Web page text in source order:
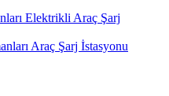
Elektrikli Araç Şarj
Araç Şarj İstasyonu